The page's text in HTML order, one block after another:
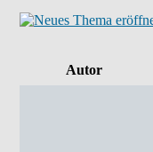
Autor